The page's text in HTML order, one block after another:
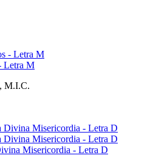
Letra M
M.I.C.
Misericordia - Letra D